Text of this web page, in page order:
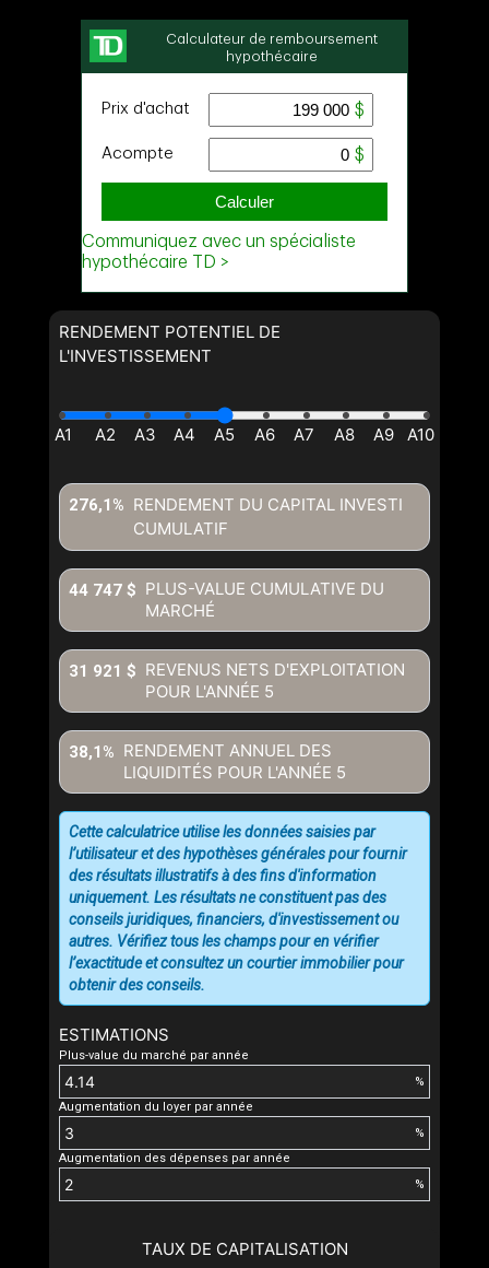
RENDEMENT POTENTIEL DE
L'INVESTISSEMENT
RENDEMENT DU CAPITAL INVESTI
CUMULATIF
276,1%
PLUS-VALUE CUMULATIVE DU
MARCHÉ
44 747 $
REVENUS NETS D'EXPLOITATION
POUR L'ANNÉE 5
31 921 $
RENDEMENT ANNUEL DES
LIQUIDITÉS POUR L'ANNÉE 5
38,1%
ESTIMATIONS
Plus-value du marché par année
%
Augmentation du loyer par année
%
Augmentation des dépenses par année
%
Cette calculatrice utilise les données saisies par
l’utilisateur et des hypothèses générales pour fournir
des résultats illustratifs à des fins d'information
uniquement. Les résultats ne constituent pas des
conseils juridiques, financiers, d'investissement ou
autres. Vérifiez tous les champs pour en vérifier
l’exactitude et consultez un courtier immobilier pour
obtenir des conseils.
TAUX DE CAPITALISATION